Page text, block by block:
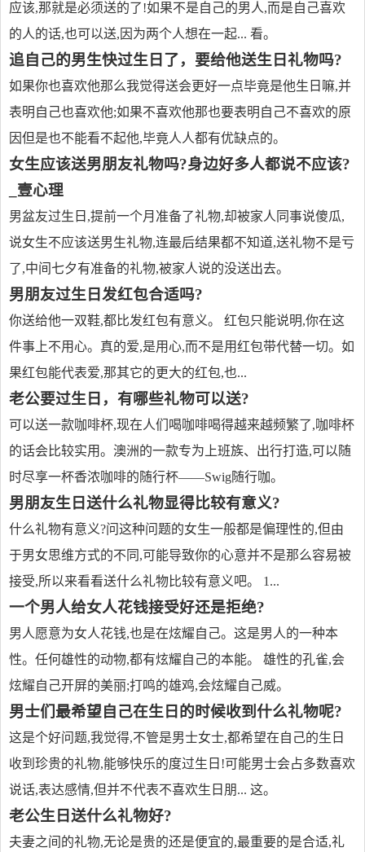
应该,那就是必须送的了!如果不是自己的男人,而是自己喜欢
的人的话,也可以送,因为两个人想在一起... 看。
追自己的男生快过生日了，要给他送生日礼物吗?
如果你也喜欢他那么我觉得送会更好一点毕竟是他生日嘛,并
表明自己也喜欢他;如果不喜欢他那也要表明自己不喜欢的原
因但是也不能看不起他,毕竟人人都有优缺点的。
女生应该送男朋友礼物吗?身边好多人都说不应该?
_壹心理
男盆友过生日,提前一个月准备了礼物,却被家人同事说傻瓜,
说女生不应该送男生礼物,连最后结果都不知道,送礼物不是亏
了,中间七夕有准备的礼物,被家人说的没送出去。
男朋友过生日发红包合适吗?
你送给他一双鞋,都比发红包有意义。 红包只能说明,你在这
件事上不用心。真的爱,是用心,而不是用红包带代替一切。如
果红包能代表爱,那其它的更大的红包,也...
老公要过生日，有哪些礼物可以送?
可以送一款咖啡杯,现在人们喝咖啡喝得越来越频繁了,咖啡杯
的话会比较实用。澳洲的一款专为上班族、出行打造,可以随
时尽享一杯香浓咖啡的随行杯——Swig随行咖。
男朋友生日送什么礼物显得比较有意义?
什么礼物有意义?问这种问题的女生一般都是偏理性的,但由
于男女思维方式的不同,可能导致你的心意并不是那么容易被
接受,所以来看看送什么礼物比较有意义吧。 1...
一个男人给女人花钱接受好还是拒绝?
男人愿意为女人花钱,也是在炫耀自己。这是男人的一种本
性。任何雄性的动物,都有炫耀自己的本能。 雄性的孔雀,会
炫耀自己开屏的美丽;打鸣的雄鸡,会炫耀自己威。
男士们最希望自己在生日的时候收到什么礼物呢?
这是个好问题,我觉得,不管是男士女士,都希望在自己的生日
收到珍贵的礼物,能够快乐的度过生日!可能男士会占多数喜欢
说话,表达感情,但并不代表不喜欢生日朋... 这。
老公生日送什么礼物好?
夫妻之间的礼物,无论是贵的还是便宜的,最重要的是合适,礼